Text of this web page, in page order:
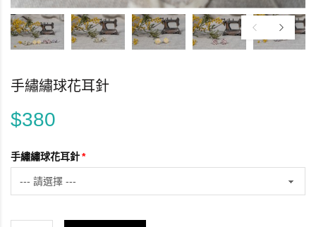
手繡繡球花耳針
$380
手繡繡球花耳針